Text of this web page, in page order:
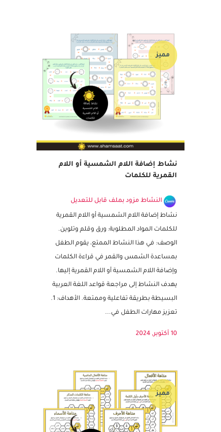
نشاط إضافة اللام الشمسية أو اللام
القمرية للكلمات
مميز
النشاط مزود بملف قابل للتعديل
نشاط إضافة اللام الشمسية أو اللام القمرية
للكلمات المواد المطلوبة: ورق وقلم وتلوين.
الوصف: في هذا النشاط الممتع، يقوم الطفل
بمساعدة الشمس والقمر في قراءة الكلمات
وإضافة اللام الشمسية أو اللام القمرية إليها.
يهدف النشاط إلى مراجعة قواعد اللغة العربية
مميز